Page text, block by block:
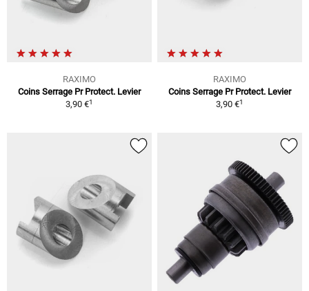
RAXIMO
Coins Serrage Pr Protect. Levier
3,90 €1
RAXIMO
Coins Serrage Pr Protect. Levier
3,90 €1